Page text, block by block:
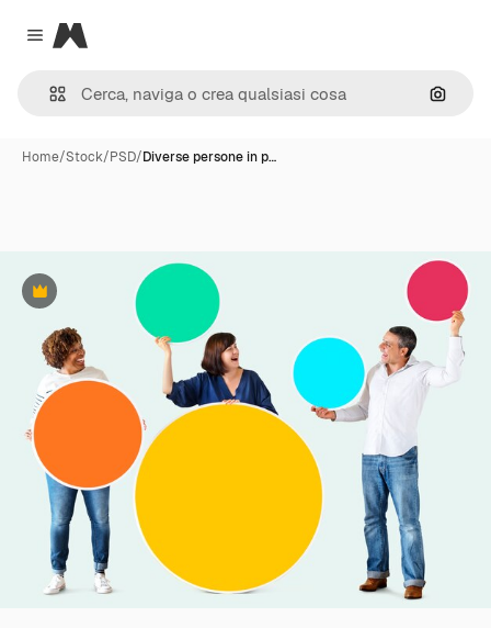
Close menu
Magnific
Cerca
Home/Stock/PSD/Diverse persone in p…
Premium